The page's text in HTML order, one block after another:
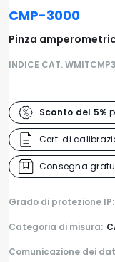
CMP-3000
Pinza
INDICE CAT.
Sconto del 5%
Cert. di
Consegna
Grado di protezione IP:
Categoria di misura:
Comunicazione dei